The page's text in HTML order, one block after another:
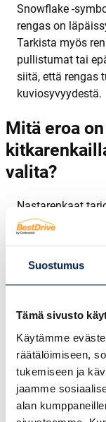
Suostumus
Tämä sivusto
Käytämme
räätälöimiseen,
tukemiseen ja
jaamme
alan
Snowflake -
rengas on
Tarkista myös
pullistumat tai
siitä, että rengas
kuviosyvyydestä.
Mitä eroa
valita?
Nastarenkaat
metallisten
toimivat
paljon
Kitkarenkaat
Nastarenkaat
1.11.–31.3.
käyttää ympäri
enemmän melua